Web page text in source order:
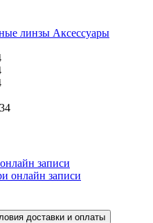
линзы Аксессуары
записи
доставки и оплаты